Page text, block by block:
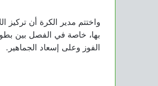
واختتم مدير الكرة أن تركيز
بها، خاصة في الفصل بين
الفوز وعلى إسعاد الجماهير.